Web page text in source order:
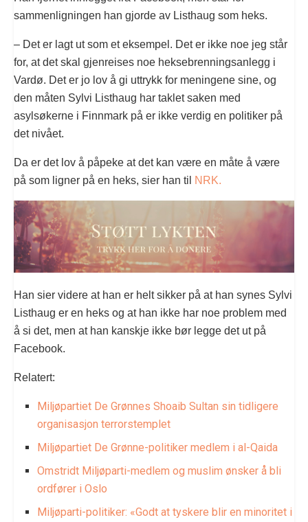
sammenligningen han gjorde av Listhaug som heks.
– Det er lagt ut som et eksempel. Det er ikke noe jeg står
for, at det skal gjenreises noe heksebrenningsanlegg i
Vardø. Det er jo lov å gi uttrykk for meningene sine, og
den måten Sylvi Listhaug har taklet saken med
asylsøkerne i Finnmark på er ikke verdig en politiker på
det nivået.
Da er det lov å påpeke at det kan være en måte å være
på som ligner på en heks, sier han til
NRK.
Han sier videre at han er helt sikker på at han synes Sylvi
Listhaug er en heks og at han ikke har noe problem med
å si det, men at han kanskje ikke bør legge det ut på
Facebook.
Relatert:
Miljøpartiet De Grønnes Shoaib Sultan sin tidligere
organisasjon terrorstemplet
Miljøpartiet De Grønne-politiker medlem i al-Qaida
Omstridt Miljøparti-medlem og muslim ønsker å bli
ordfører i Oslo
Miljøparti-politiker: «Godt at tyskere blir en minoritet i